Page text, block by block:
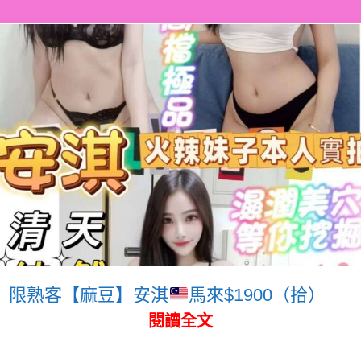
限熟客【麻豆】安淇 馬來$1900（拾）
閱讀全文